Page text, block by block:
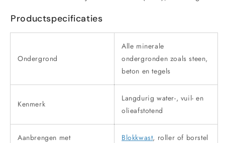
Productspecificaties
Ondergrond
Alle minerale
ondergronden zoals steen,
beton en tegels
Kenmerk
Langdurig water-, vuil- en
olieafstotend
Aanbrengen met Blokkwast, roller of borstel